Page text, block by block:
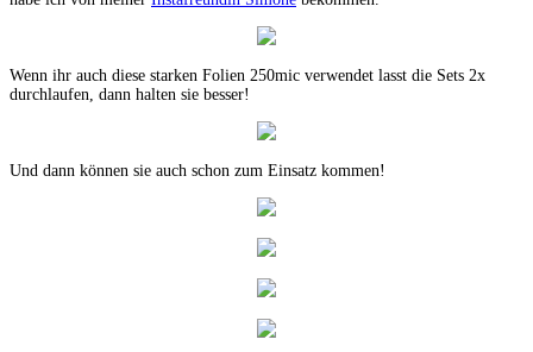
Wenn ihr auch diese starken Folien 250mic verwendet lasst die Sets 2x
durchlaufen, dann halten sie besser!
Und dann können sie auch schon zum Einsatz kommen!